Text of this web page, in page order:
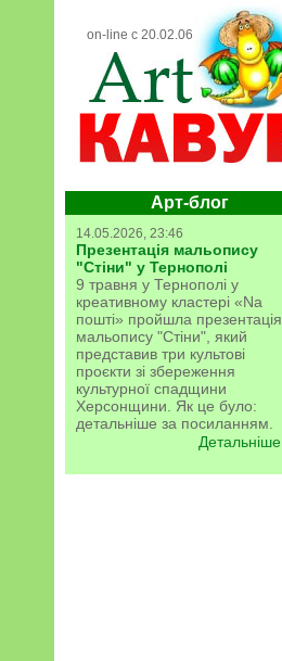
on-line с 20.02.06
Арт-блог
14.05.2026, 23:46
Презентація мальопису
"Стіни" у Тернополі
9 травня у Тернополі у
креативному кластері «Na
пошті» пройшла презентація
мальопису "Стіни", який
представив три культові
проєкти зі збереження
культурної спадщини
Херсонщини. Як це було:
детальніше за посиланням.
Детальніше